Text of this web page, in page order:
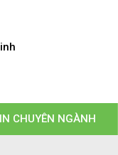
CHUYÊN NGÀNH